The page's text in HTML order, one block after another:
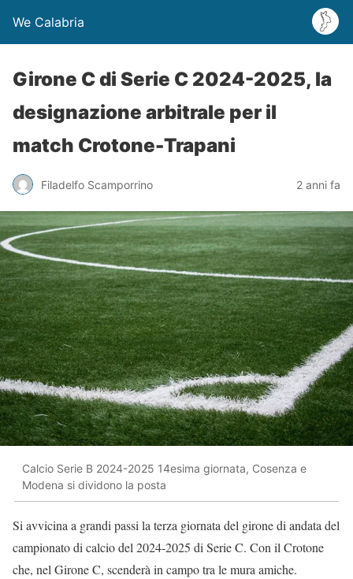
We Calabria
Girone C di Serie C 2024-2025, la
designazione arbitrale per il
match Crotone-Trapani
Filadelfo Scamporrino 2 anni fa
Calcio Serie B 2024-2025 14esima giornata, Cosenza e
Modena si dividono la posta
Si avvicina a grandi passi la terza giornata del girone di andata del
campionato di calcio del 2024-2025 di Serie C. Con il Crotone
che, nel Girone C, scenderà in campo tra le mura amiche.